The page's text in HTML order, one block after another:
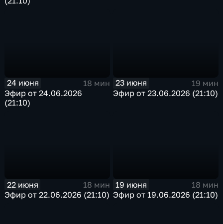
24 июня
18 мин
Эфир от 24.06.2026
(21:10)
23 июня
19 мин
Эфир от 23.06.2026 (21:10)
22 июня
18 мин
Эфир от 22.06.2026 (21:10)
19 июня
18 мин
Эфир от 19.06.2026 (21:10)